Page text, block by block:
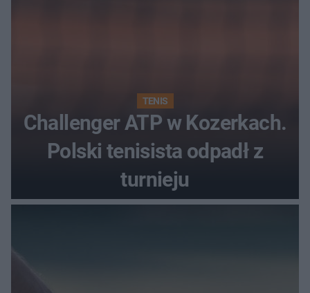
TENIS
Challenger ATP w Kozerkach.
Polski tenisista odpadł z
turnieju